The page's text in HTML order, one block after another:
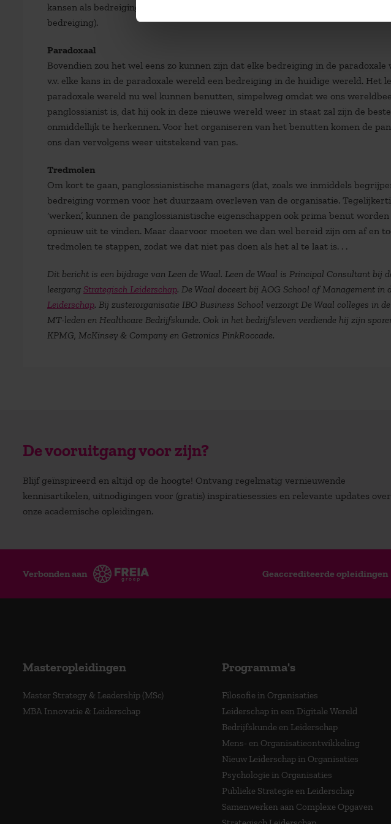
kansen als bedreigingen gaan (objectief gezien zit hier geen verschil tussen,
bedreiging).
Paradoxaal
Bovendien zou het wel eens zo kunnen zijn dat elke bedreiging in de
v.v. elke kans in de paradoxale wereld een bedreiging in de huidige wereld. Het
paradoxale wereld nu wel kunnen benutten, simpelweg omdat we ons
panglossianist is, dat hij ook in deze nieuwe wereld weer in staat zal zijn de
onmiddellijk te herkennen. Voor het organiseren van het benutten komen de
ons dan vervolgens weer uitstekend van pas.
Tredmolen
Om kort te gaan, panglossianistische managers (dat, zoals we inmiddels
bedreiging vormen voor het duurzaam overleven van de organisatie.
‘werken’, kunnen de panglossianistische eigenschappen ook prima benut
opnieuw uit te vinden. Maar daarvoor moeten we dan wel bereid zijn om af en
tredmolen te stappen, zodat we dat niet pas doen als het al te laat is. . .
Dit bericht is een bijdrage van Leen de Waal. Leen de Waal is Principal Consultant bij
leergang Strategisch Leiderschap. De Waal doceert bij AOG School of Management in
Leiderschap. Bij zusterorganisatie IBO Business School verzorgt De Waal colleges in
MT-leden en Healthcare Bedrijfskunde. Ook in het bedrijfsleven verdiende hij zijn
KPMG, McKinsey & Company en Getronics PinkRoccade.
De vooruitgang voor zijn?
Blijf geïnspireerd en altijd op de hoogte! Ontvang regelmatig vernieuwende
kennisartikelen, uitnodigingen voor (gratis) inspiratiesessies en relevante updates over
onze academische opleidingen.
Verbonden aan Geaccrediteerde opleidingen
Masteropleidingen
Master Strategy & Leadership (MSc)
MBA Innovatie & Leiderschap
Programma's
Filosofie in Organisaties
Leiderschap in een Digitale Wereld
Bedrijfskunde en Leiderschap
Mens- en Organisatieontwikkeling
Nieuw Leiderschap in Organisaties
Psychologie in Organisaties
Publieke Strategie en Leiderschap
Samenwerken aan Complexe Opgaven